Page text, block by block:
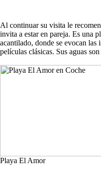
Al continuar su visita le
invita a estar en pareja. Es una
acantilado, donde se evocan las
películas clásicas. Sus aguas
Playa El Amor